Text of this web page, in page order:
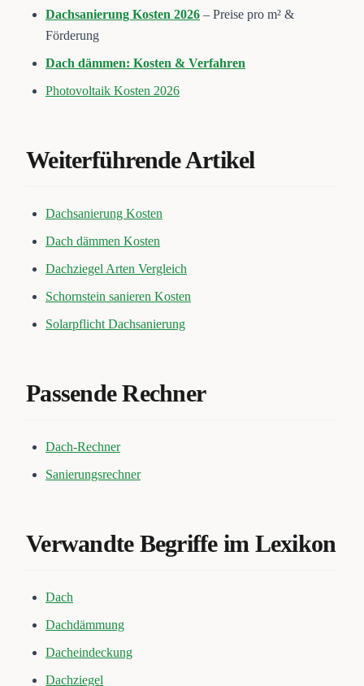
Dachsanierung Kosten 2026 – Preise pro m² &
Förderung
Dach dämmen: Kosten & Verfahren
Photovoltaik Kosten 2026
Weiterführende Artikel
Dachsanierung Kosten
Dach dämmen Kosten
Dachziegel Arten Vergleich
Schornstein sanieren Kosten
Solarpflicht Dachsanierung
Passende Rechner
Dach-Rechner
Sanierungsrechner
Verwandte Begriffe im Lexikon
Dach
Dachdämmung
Dacheindeckung
Dachziegel